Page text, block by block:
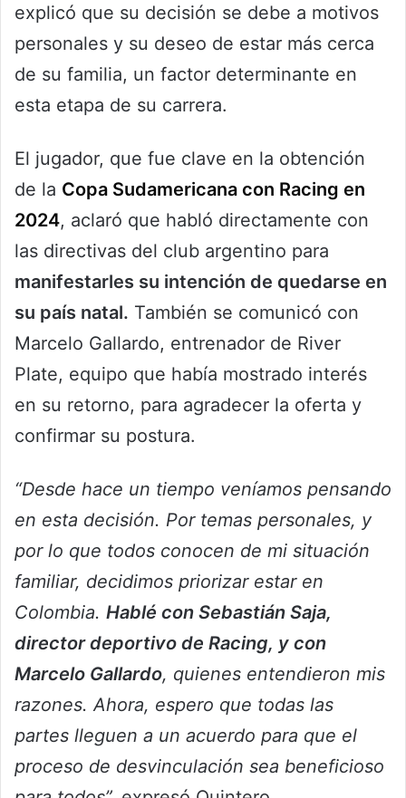
explicó que su decisión se debe a motivos
personales y su deseo de estar más cerca
de su familia, un factor determinante en
esta etapa de su carrera.
El jugador, que fue clave en la obtención
de la Copa Sudamericana con Racing en
2024, aclaró que habló directamente con
las directivas del club argentino para
manifestarles su intención de quedarse en
su país natal. También se comunicó con
Marcelo Gallardo, entrenador de River
Plate, equipo que había mostrado interés
en su retorno, para agradecer la oferta y
confirmar su postura.
“Desde hace un tiempo veníamos pensando
en esta decisión. Por temas personales, y
por lo que todos conocen de mi situación
familiar, decidimos priorizar estar en
Colombia. Hablé con Sebastián Saja,
director deportivo de Racing, y con
Marcelo Gallardo, quienes entendieron mis
razones. Ahora, espero que todas las
partes lleguen a un acuerdo para que el
proceso de desvinculación sea beneficioso